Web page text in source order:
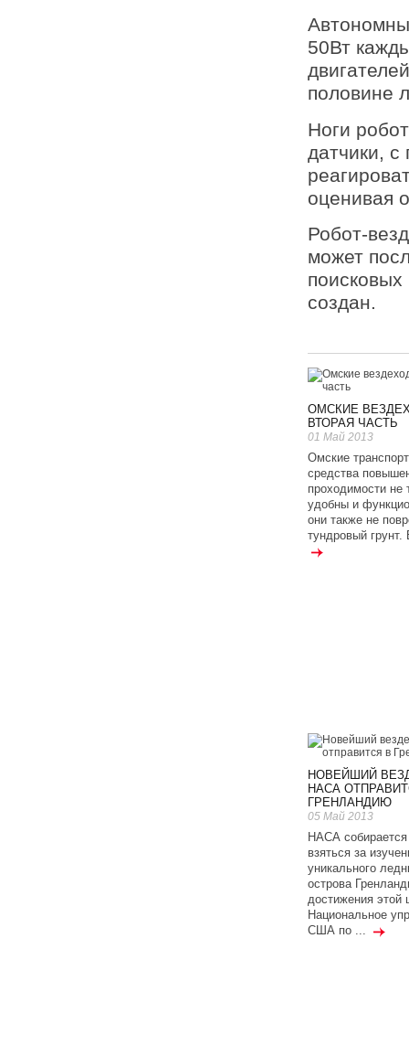
50Вт
половине
Ноги
датчики,
оценивая
Робот-
может
создан.
ОМСКИЕ
ВТОРАЯ ЧАСТЬ
01 Май 2013
Омские
средства
проходимости не
удобны и
они также не
тундровый
НОВЕЙШИЙ
НАСА
ГРЕНЛАНДИЮ
05 Май 2013
НАСА
взяться за
уникального
острова
достижения этой
Национальное
США по ...